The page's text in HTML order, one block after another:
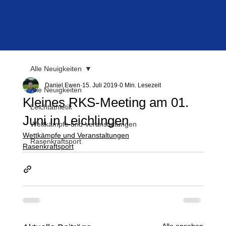
Alle Neuigkeiten
Leichtathletik
Wettkämpfe und Veranstaltungen
Rasenkraftsport
Alle Neuigkeiten
Kleines RKS-Meeting am 01.
Juni in Leichlingen
Daniel Ewen 15. Juli 2019 0 Min. Lesezeit
Wettkämpfe und Veranstaltungen
Rasenkraftsport